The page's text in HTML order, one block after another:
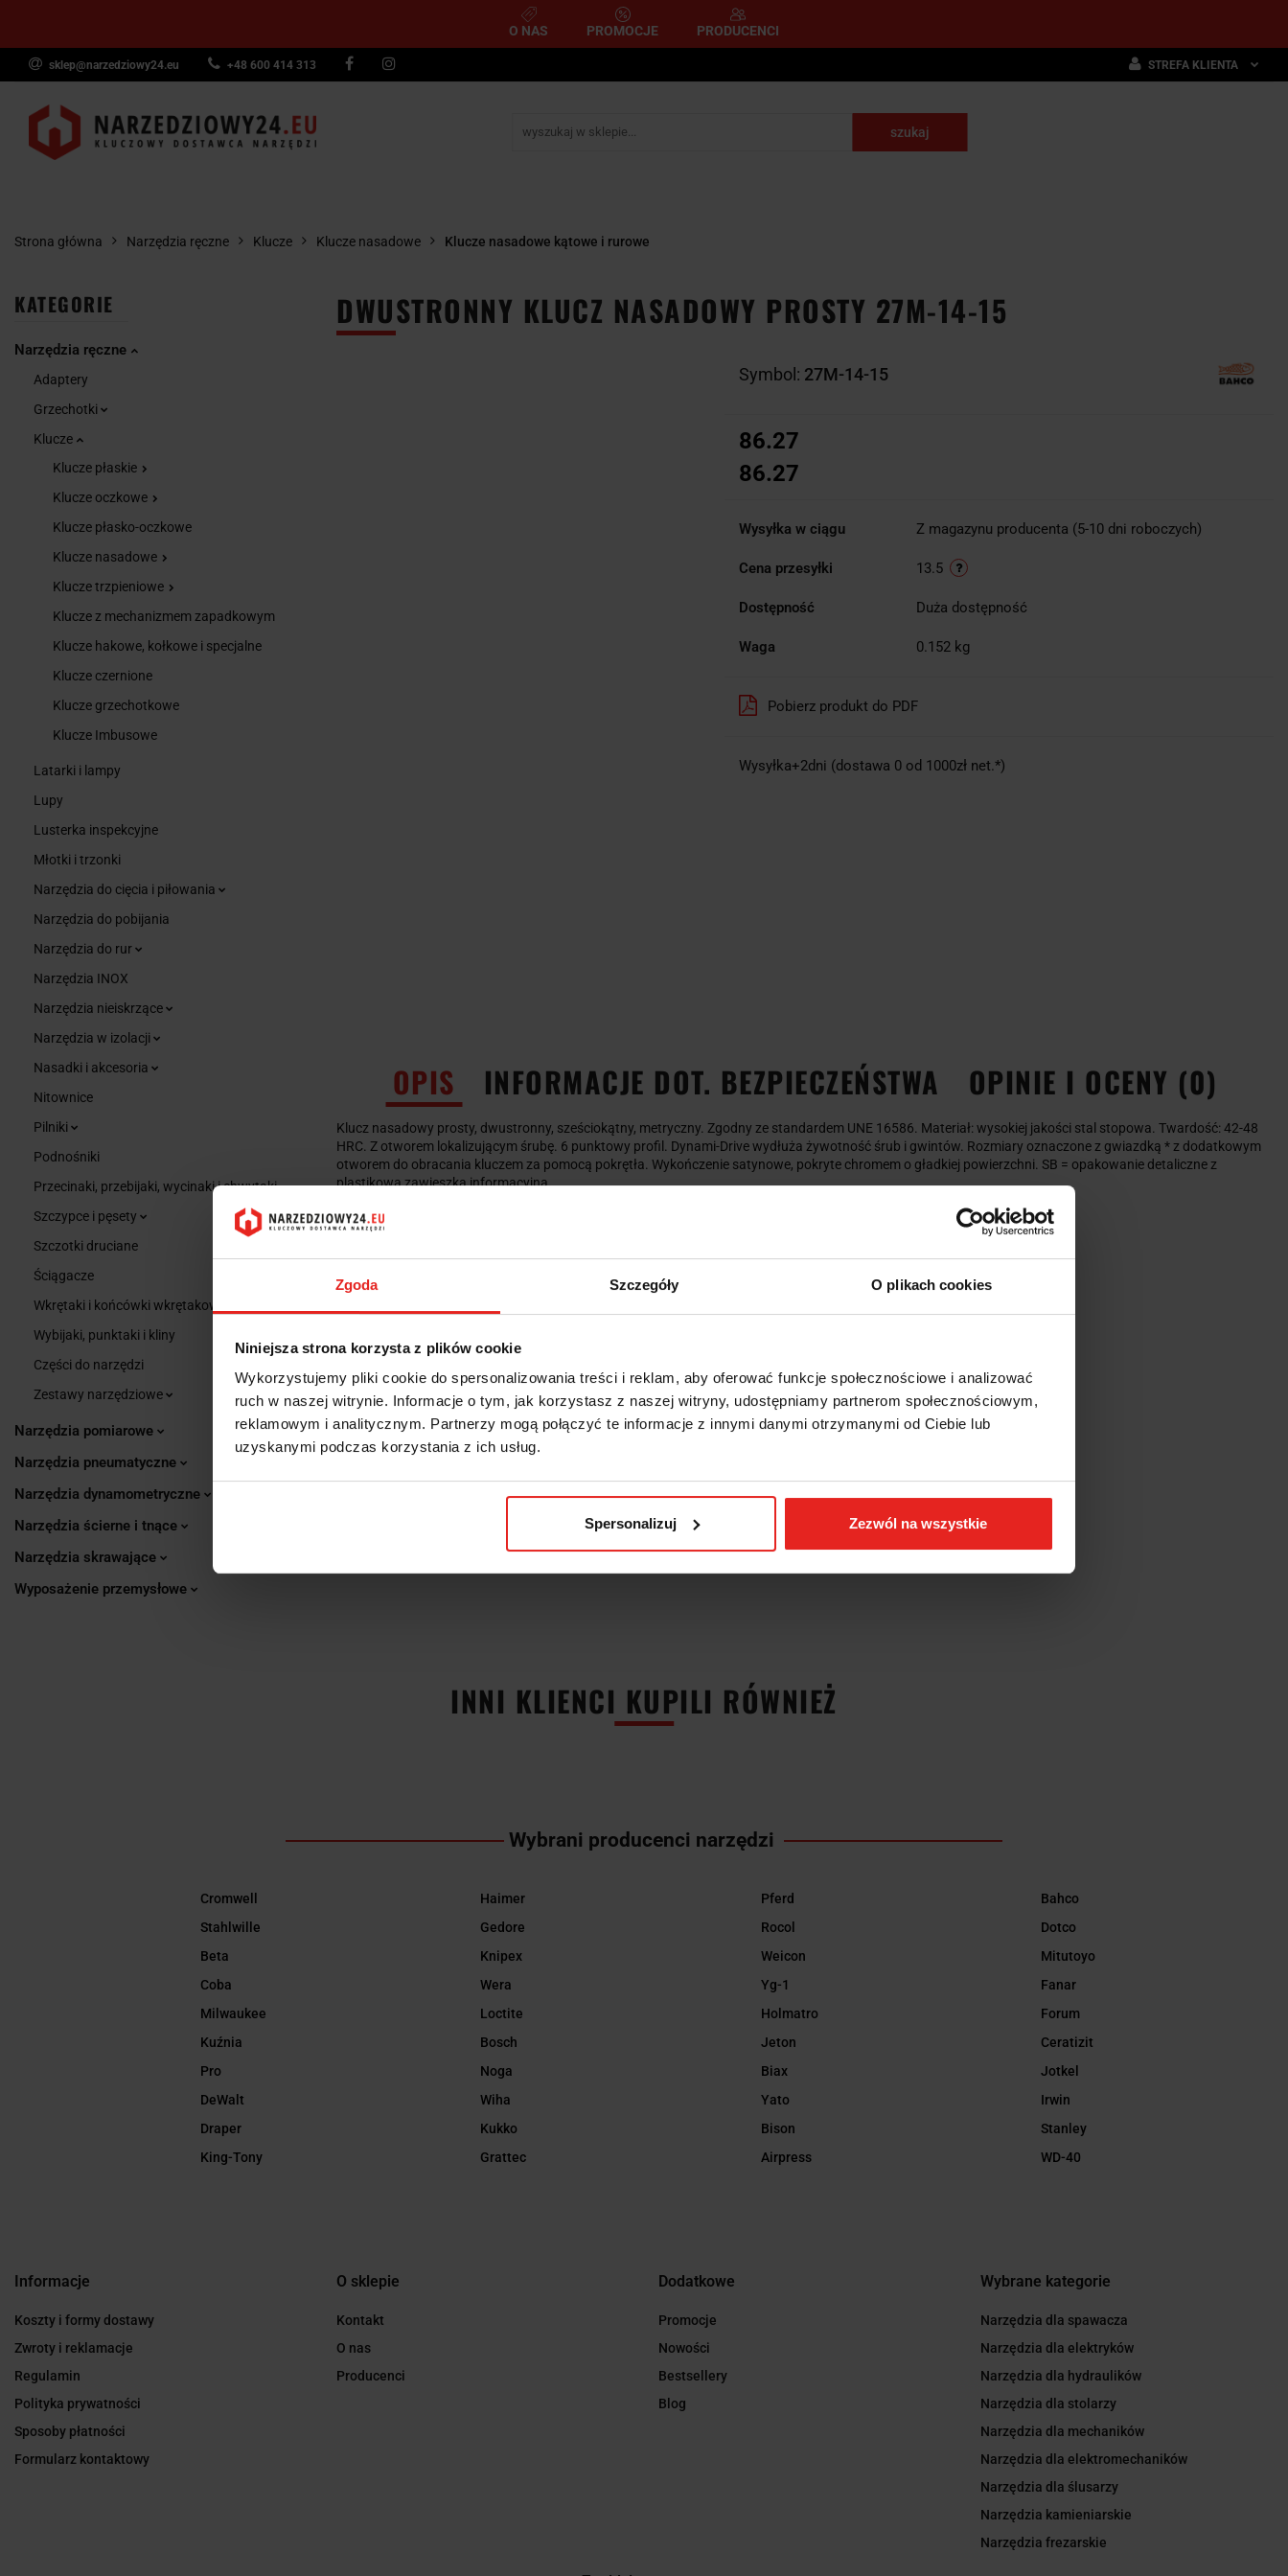
Zgoda Szczegóły O plikach cookies
Niniejsza strona korzysta z plików cookie
Wykorzystujemy pliki cookie do spersonalizowania treści i reklam, aby oferować funkcje społecznościowe i analizować
ruch w naszej witrynie. Informacje o tym, jak korzystasz z naszej witryny, udostępniamy partnerom społecznościowym,
reklamowym i analitycznym. Partnerzy mogą połączyć te informacje z innymi danymi otrzymanymi od Ciebie lub
uzyskanymi podczas korzystania z ich usług.
Spersonalizuj Zezwól na wszystkie
O NAS PROMOCJE PRODUCENCI
sklep@narzedziowy24.eu +48 600 414 313 STREFA KLIENTA
Narzędzia ręczne Narzędzia pomiarowe Narzędzia pneumatyczne
Narzędzia dynamometryczne Narzędzia skrawające
Strona główna Narzędzia ręczne Klucze Klucze nasadowe Klucze nasadowe kątowe i rurowe
KATEGORIE
Narzędzia ręczne
Adaptery
Grzechotki
Klucze
Klucze płaskie
Klucze oczkowe
Klucze płasko-oczkowe
Klucze nasadowe
Klucze trzpieniowe
Klucze z mechanizmem zapadkowym
Klucze hakowe, kołkowe i specjalne
Klucze czernione
Klucze grzechotkowe
Klucze Imbusowe
Latarki i lampy
Lupy
Lusterka inspekcyjne
Młotki i trzonki
Narzędzia do cięcia i piłowania
Narzędzia do pobijania
Narzędzia do rur
Narzędzia INOX
Narzędzia nieiskrzące
Narzędzia w izolacji
Nasadki i akcesoria
Nitownice
Pilniki
Podnośniki
Przecinaki, przebijaki, wycinaki i chwytaki
Szczypce i pęsety
Szczotki druciane
Ściągacze
Wkrętaki i końcówki wkrętakowe
Wybijaki, punktaki i kliny
Części do narzędzi
Zestawy narzędziowe
Narzędzia pomiarowe
Narzędzia pneumatyczne
Narzędzia dynamometryczne
Narzędzia ścierne i tnące
Narzędzia skrawające
Wyposażenie przemysłowe
DWUSTRONNY KLUCZ NASADOWY PROSTY 27M-14-15
Symbol: 27M-14-15
86.27
86.27
Wysyłka w ciągu Z magazynu producenta (5-10 dni roboczych)
Cena przesyłki 13.5
Dostępność Duża dostępność
Waga 0.152 kg
Pobierz produkt do PDF
Wysyłka+2dni (dostawa 0 od 1000zł net.*)
OPIS INFORMACJE DOT. BEZPIECZEŃSTWA OPINIE I OCENY (0)
Klucz nasadowy prosty, dwustronny, sześciokątny, metryczny. Zgodny ze standardem UNE 16586. Materiał: wysokiej jakości stal stopowa. Twardość: 42-48
HRC. Z otworem lokalizującym śrubę. 6 punktowy profil. Dynami-Drive wydłuża żywotność śrub i gwintów. Rozmiary oznaczone z gwiazdką * z dodatkowym
otworem do obracania kluczem za pomocą pokrętła. Wykończenie satynowe, pokryte chromem o gładkiej powierzchni. SB = opakowanie detaliczne z
plastikową zawieszką informacyjną.
INNI KLIENCI KUPILI RÓWNIEŻ
Wybrani producenci narzędzi
Cromwell
Stahlwille
Beta
Coba
Milwaukee
Kuźnia
Pro
DeWalt
Draper
King-Tony
Haimer
Gedore
Knipex
Wera
Loctite
Bosch
Noga
Wiha
Kukko
Grattec
Pferd
Rocol
Weicon
Yg-1
Holmatro
Jeton
Biax
Yato
Bison
Airpress
Bahco
Dotco
Mitutoyo
Fanar
Forum
Ceratizit
Jotkel
Irwin
Stanley
WD-40
Informacje
Koszty i formy dostawy
Zwroty i reklamacje
Regulamin
Polityka prywatności
Sposoby płatności
Formularz kontaktowy
O sklepie
Kontakt
O nas
Producenci
Dodatkowe
Promocje
Nowości
Bestsellery
Blog
Wybrane kategorie
Narzędzia dla spawacza
Narzędzia dla elektryków
Narzędzia dla hydraulików
Narzędzia dla stolarzy
Narzędzia dla mechaników
Narzędzia dla elektromechaników
Narzędzia dla ślusarzy
Narzędzia kamieniarskie
Narzędzia frezarskie